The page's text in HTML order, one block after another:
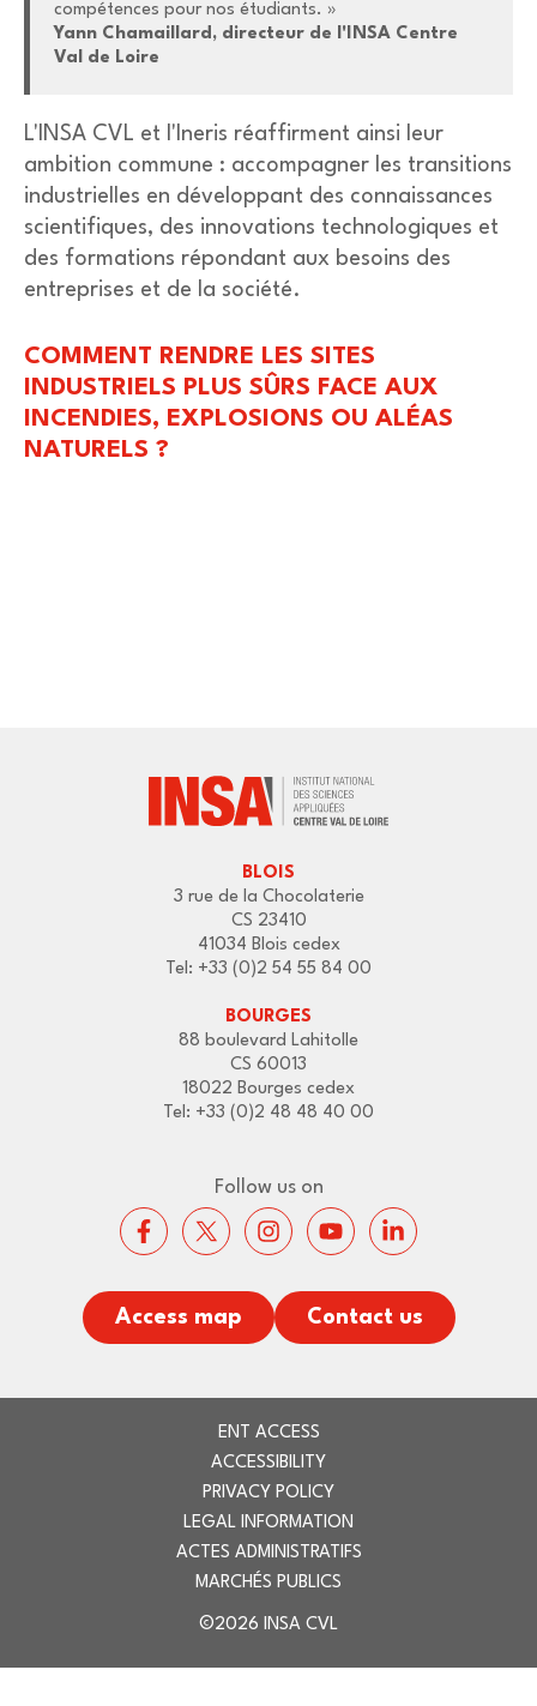
compétences pour nos étudiants. »
Yann Chamaillard, directeur de l'INSA Centre
Val de Loire
L'INSA CVL et l' Ineris réaffirment ainsi leur
ambition commune : accompagner les transitions
industrielles en développant des connaissances
scientifiques, des innovations technologiques et
des formations répondant aux besoins des
entreprises et de la société.
COMMENT RENDRE LES SITES
INDUSTRIELS PLUS SÛRS FACE AUX
INCENDIES, EXPLOSIONS OU ALÉAS
NATURELS ?
BLOIS
3 rue de la Chocolaterie
CS 23410
41034 Blois cedex
Tel: +33 (0)2 54 55 84 00
BOURGES
88 boulevard Lahitolle
CS 60013
18022 Bourges cedex
Tel: +33 (0)2 48 48 40 00
Follow us on
Access map Contact us
ENT ACCESS
ACCESSIBILITY
PRIVACY POLICY
LEGAL INFORMATION
ACTES ADMINISTRATIFS
MARCHÉS PUBLICS
©2026 INSA CVL